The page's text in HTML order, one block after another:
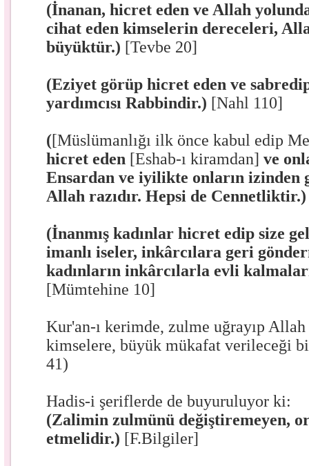
(İnanan, hicret eden ve Allah
cihat eden kimselerin dereceleri,
büyüktür.) [Tevbe 20]
(Eziyet görüp hicret eden ve
yardımcısı Rabbindir.) [Nahl 110]
([Müslümanlığı ilk önce kabul edip
hicret eden [Eshab-ı kiramdan]ve
Ensardan ve iyilikte onların izinden
Allah razıdır. Hepsi de
(İnanmış kadınlar hicret edip size
imanlı iseler, inkârcılara geri
kadınların inkârcılarla evli
[Mümtehine 10]
Kur'an-ı kerimde, zulme uğrayıp
kimselere, büyük mükafat verileceği
41)
Hadis-i şeriflerde de buyuruluyor ki:
(Zalimin zulmünü değiştiremeyen,
etmelidir.) [F.Bilgiler]